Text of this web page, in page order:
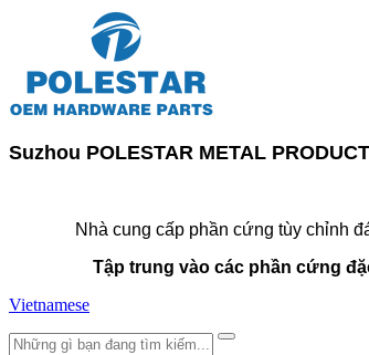
Suzhou POLESTAR METAL
Nhà cung cấp phần cứng tùy chỉnh
Tập trung vào các phần cứng
Vietnamese
search